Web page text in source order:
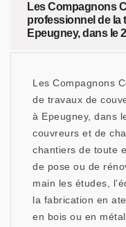
Les Compagnons
professionnel de la
Epeugney, dans le
Les Compagnons
de travaux de
à Epeugney, dans
couvreurs et de
chantiers de toute
de pose ou de
main les études,
la fabrication en
en bois ou en